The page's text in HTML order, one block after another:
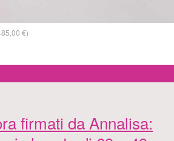
€)
firmati da Annalisa: